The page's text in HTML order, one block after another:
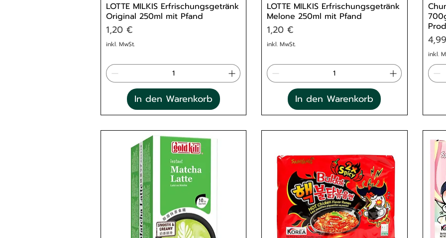
LOTTE MILKIS Erfrischungsgetränk
Original 250ml mit Pfand
Preis
1,20 €
inkl. MwSt.
In den Warenkorb
LOTTE MILKIS Erfrischungsgetränk
Melone 250ml mit Pfand
Preis
1,20 €
inkl. MwSt.
In den Warenkorb
Preis
inkl.